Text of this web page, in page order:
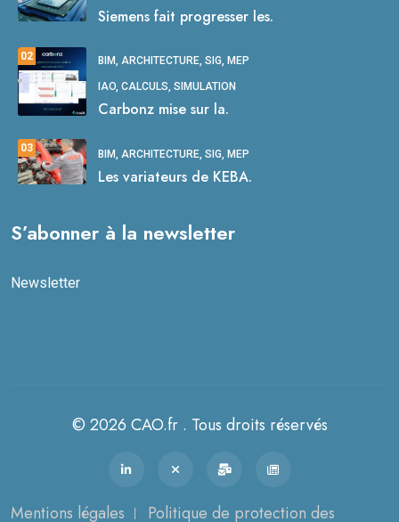
Siemens fait progresser les.
02 BIM, ARCHITECTURE, SIG, MEP
IAO, CALCULS, SIMULATION
Carbonz mise sur la.
03 BIM, ARCHITECTURE, SIG, MEP
Les variateurs de KEBA.
S’abonner à la newsletter
Newsletter
© 2026 CAO.fr . Tous droits réservés
Mentions légales Politique de protection des